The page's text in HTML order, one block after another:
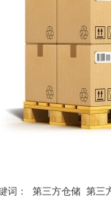
词： 第三方仓储 第三